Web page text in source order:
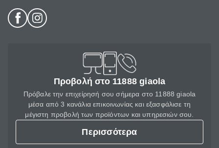
Προβολή στο 11888 giaola
Πρόβαλε την επιχείρησή σου σήμερα στο 11888 giaola
μέσα από 3 κανάλια επικοινωνίας και εξασφάλισε τη
μέγιστη προβολή των προϊόντων και υπηρεσιών σου.
Περισσότερα